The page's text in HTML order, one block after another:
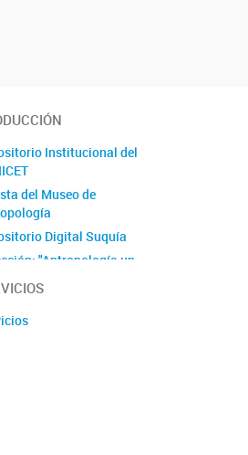
Institucional del
del Museo de
Digital Suquía
"Antropología un